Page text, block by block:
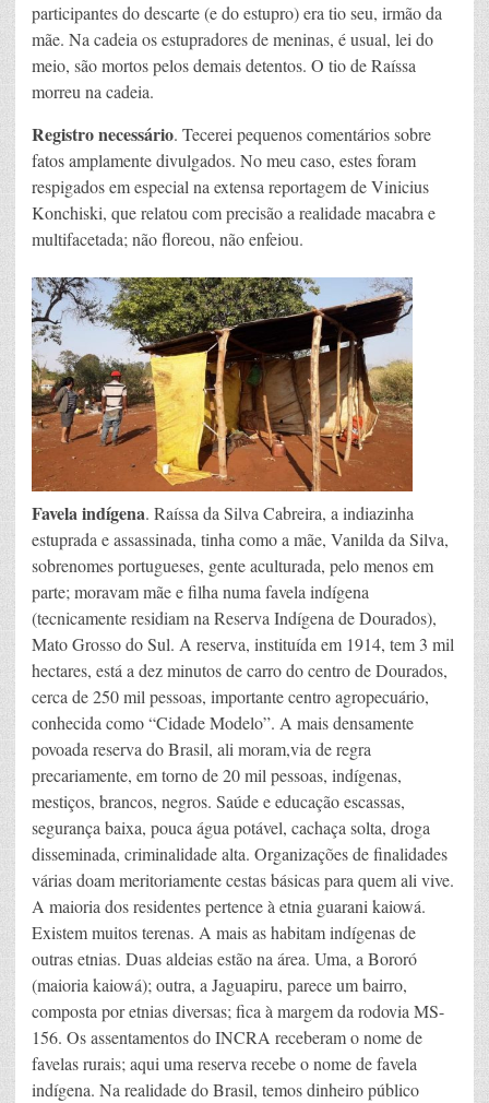
participantes do descarte (e do estupro) era tio seu, irmão da
mãe. Na cadeia os estupradores de meninas, é usual, lei do
meio, são mortos pelos demais detentos. O tio de Raíssa
morreu na cadeia.
Registro necessário. Tecerei pequenos comentários sobre
fatos amplamente divulgados. No meu caso, estes foram
respigados em especial na extensa reportagem de Vinicius
Konchiski, que relatou com precisão a realidade macabra e
multifacetada; não floreou, não enfeiou.
Favela indígena. Raíssa da Silva Cabreira, a indiazinha
estuprada e assassinada, tinha como a mãe, Vanilda da Silva,
sobrenomes portugueses, gente aculturada, pelo menos em
parte; moravam mãe e filha numa favela indígena
(tecnicamente residiam na Reserva Indígena de Dourados),
Mato Grosso do Sul. A reserva, instituída em 1914, tem 3 mil
hectares, está a dez minutos de carro do centro de Dourados,
cerca de 250 mil pessoas, importante centro agropecuário,
conhecida como “Cidade Modelo”. A mais densamente
povoada reserva do Brasil, ali moram,via de regra
precariamente, em torno de 20 mil pessoas, indígenas,
mestiços, brancos, negros. Saúde e educação escassas,
segurança baixa, pouca água potável, cachaça solta, droga
disseminada, criminalidade alta. Organizações de finalidades
várias doam meritoriamente cestas básicas para quem ali vive.
A maioria dos residentes pertence à etnia guarani kaiowá.
Existem muitos terenas. A mais as habitam indígenas de
outras etnias. Duas aldeias estão na área. Uma, a Bororó
(maioria kaiowá); outra, a Jaguapiru, parece um bairro,
composta por etnias diversas; fica à margem da rodovia MS-
156. Os assentamentos do INCRA receberam o nome de
favelas rurais; aqui uma reserva recebe o nome de favela
indígena. Na realidade do Brasil, temos dinheiro público